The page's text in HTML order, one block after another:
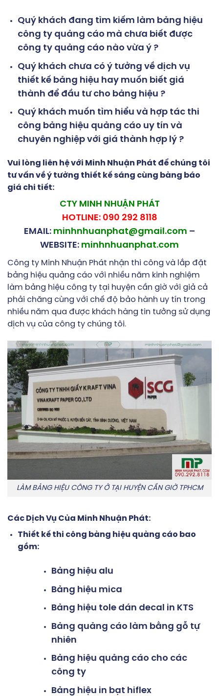
Quý khách đang tìm kiếm làm bảng hiệu
công ty quảng cáo mà chưa biết được
công ty quảng cáo nào vừa ý ?
Quý khách chưa có ý tưởng về dịch vụ
thiết kế bảng hiệu hay muốn biết giá
thành để đầu tư cho bảng hiệu ?
Quý khách muốn tìm hiểu và hợp tác thi
công bảng hiệu quảng cáo uy tín và
chuyên nghiệp với giá thành hợp lý ?
Vui lòng liên hệ với Minh Nhuận Phát để chúng tôi
tư vấn về ý tưởng thiết kế sáng cùng bảng báo
giá chi tiết:
CTY MINH NHUẬN PHÁT
HOTLINE: 090 292 8118
EMAIL: minhnhuanphat@gmail.com –
WEBSITE: minhnhuanphat.com
Công ty Minh Nhuận Phát nhận thi công và lắp đặt
bảng hiệu quảng cáo với nhiều năm kinh nghiệm
làm bảng hiệu công ty tại huyện cần giờ với giả cả
phải chăng cùng với chế độ bảo hành uy tín trong
nhiều năm qua được khách hàng tin tưởng sử dụng
dịch vụ của công ty chúng tôi.
LÀM BẢNG HIỆU CÔNG TY Ở TẠI HUYỆN CẦN GIỜ TPHCM
Các Dịch Vụ Của Minh Nhuận Phát:
Thiết kế thi công bảng hiệu quảng cáo bao
gồm:
Bảng hiệu alu
Bảng hiệu mica
Bảng hiệu tole dán decal in KTS
Bảng quảng cáo làm bằng gỗ tự
nhiên
Bảng hiệu quảng cáo cho các
công ty
Bảng hiệu in bạt hiflex